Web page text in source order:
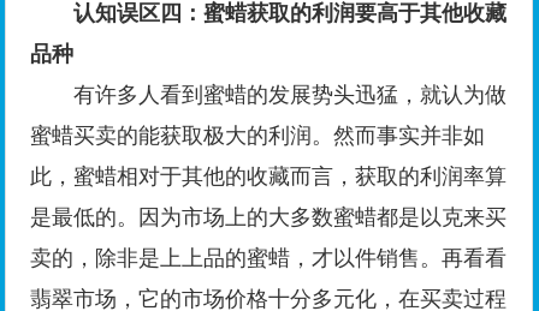
认知误区四：蜜蜡获取的利润要高于其他收藏
品种
有许多人看到蜜蜡的发展势头迅猛，就认为做
蜜蜡买卖的能获取极大的利润。然而事实并非如
此，蜜蜡相对于其他的收藏而言，获取的利润率算
是最低的。因为市场上的大多数蜜蜡都是以克来买
卖的，除非是上上品的蜜蜡，才以件销售。再看看
翡翠市场，它的市场价格十分多元化，在买卖过程